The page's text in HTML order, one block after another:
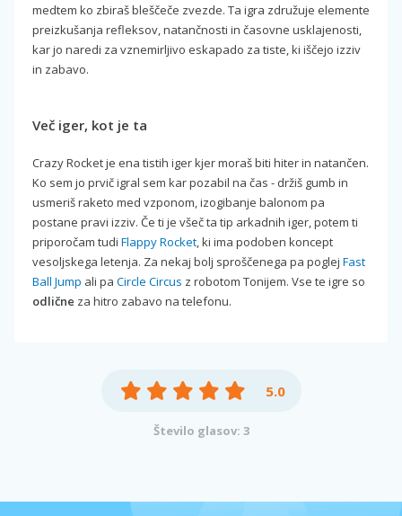
medtem ko zbiraš bleščeče zvezde. Ta igra združuje elemente
preizkušanja refleksov, natančnosti in časovne usklajenosti,
kar jo naredi za vznemirljivo eskapado za tiste, ki iščejo izziv
in zabavo.
Več iger, kot je ta
Crazy Rocket je ena tistih iger kjer moraš biti hiter in natančen.
Ko sem jo prvič igral sem kar pozabil na čas - držiš gumb in
usmeriš raketo med vzponom, izogibanje balonom pa
postane pravi izziv. Če ti je všeč ta tip arkadnih iger, potem ti
priporočam tudi Flappy Rocket, ki ima podoben koncept
vesoljskega letenja. Za nekaj bolj sproščenega pa poglej Fast
Ball Jump ali pa Circle Circus z robotom Tonijem. Vse te igre so
odlične za hitro zabavo na telefonu.
5.0
Število glasov: 3